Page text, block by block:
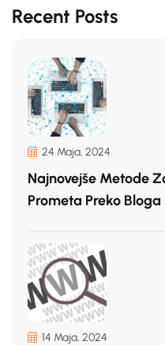
Recent Posts
24 Maja, 2024
Najnovejše Metode
Prometa Preko Bloga
14 Maja, 2024